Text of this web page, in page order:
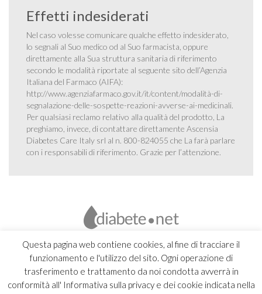
Questa pagina web contiene cookies, al fine di tracciare il
funzionamento e l'utilizzo del sito. Ogni operazione di
trasferimento e trattamento da noi condotta avverrà in
conformità all' Informativa sulla privacy e dei cookie indicata nella
Effetti indesiderati
Nel caso volesse comunicare qualche effetto indesiderato,
lo segnali al Suo medico od al Suo farmacista, oppure
direttamente alla Sua struttura sanitaria di riferimento
secondo le modalità riportate al seguente sito dell’Agenzia
Italiana del Farmaco (AIFA):
http://www.agenziafarmaco.gov.it/it/content/modalità-di-
segnalazione-delle-sospette-reazioni-avverse-ai-medicinali.
Per qualsiasi reclamo relativo alla qualità del prodotto, La
preghiamo, invece, di contattare direttamente Ascensia
Diabetes Care Italy srl al n. 800-824055 che La farà parlare
con i responsabili di riferimento. Grazie per l’attenzione.